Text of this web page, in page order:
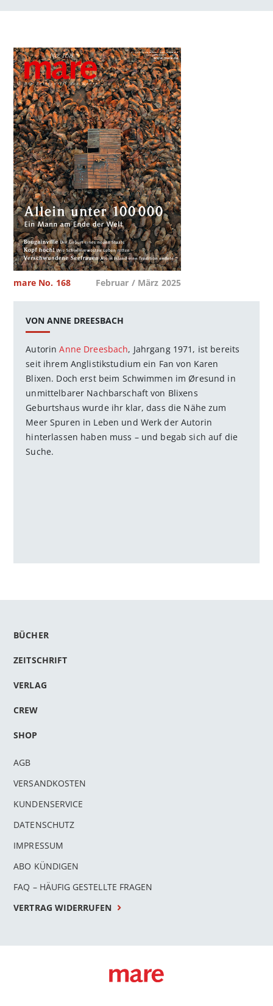
mare No. 168 Februar / März 2025
VON ANNE DREESBACH
AutorinAnne Dreesbach, Jahrgang 1971, ist bereits
seit ihrem Anglistikstudium ein Fan von Karen
Blixen. Doch erst beim Schwimmen im Øresund in
unmittelbarer Nachbarschaft von Blixens
Geburtshaus wurde ihr klar, dass die Nähe zum
Meer Spuren in Leben und Werk der Autorin
hinterlassen haben muss – und begab sich auf die
Suche.
BÜCHER
ZEITSCHRIFT
VERLAG
CREW
SHOP
AGB
VERSANDKOSTEN
KUNDENSERVICE
DATENSCHUTZ
IMPRESSUM
ABO KÜNDIGEN
FAQ – HÄUFIG GESTELLTE FRAGEN
VERTRAG WIDERRUFEN